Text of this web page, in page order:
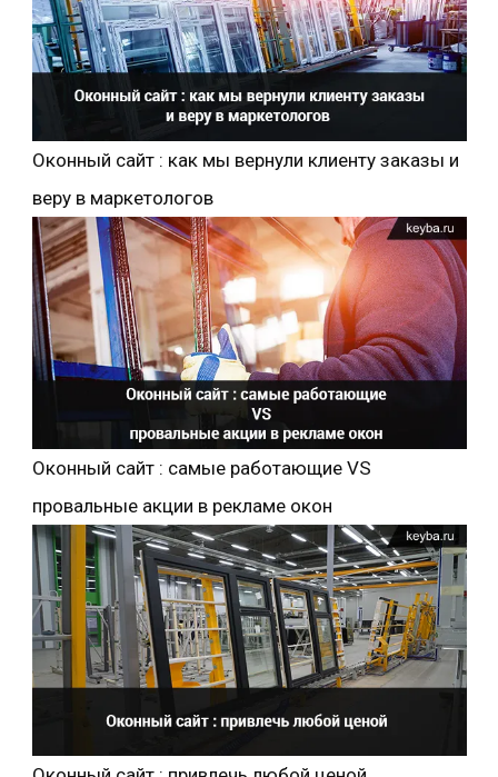
Оконный сайт : как мы вернули клиенту заказы и
веру в маркетологов
Оконный сайт : самые работающие VS
провальные акции в рекламе окон